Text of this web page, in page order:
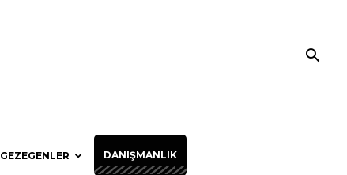
GEZEGENLER DANIŞMANLIK